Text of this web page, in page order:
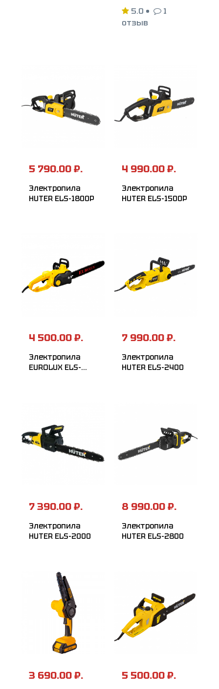
5.0 •
1
отзыв
5 790.00 ₽.
Электропила
HUTER ELS-1800P
4 990.00 ₽.
Электропила
HUTER ELS-1500Р
4 500.00 ₽.
Электропила
EUROLUX ELS-
7 990.00 ₽.
Электропила
HUTER ELS-2400
7 390.00 ₽.
Электропила
HUTER ELS-2000
8 990.00 ₽.
Электропила
HUTER ELS-2800
3 690.00 ₽. 5 500.00 ₽.